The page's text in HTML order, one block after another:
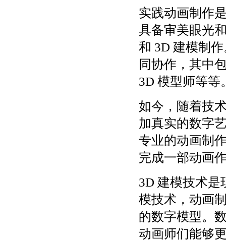
实践动画制作
具备审美眼光
和 3D 建模制
同协作，其中
3D 模型师等等
如今，随着技
加真实的数字
专业的动画制
完成一部动画
3D 建模技术是
模技术，动画
的数字模型。
动画师们能够